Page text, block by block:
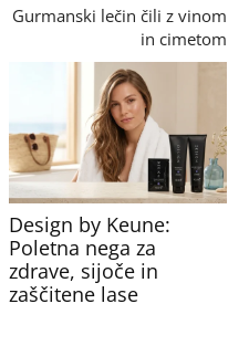
Gurmanski lečin čili z vinom
in cimetom
Design by Keune:
Poletna nega za
zdrave, sijoče in
zaščitene lase